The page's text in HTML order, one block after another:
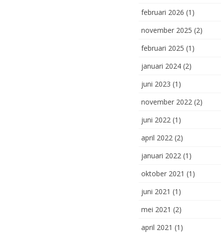
februari 2026 (1)
november 2025 (2)
februari 2025 (1)
januari 2024(2)
juni 2023 (1)
november 2022(2)
juni 2022(1)
april 2022(2)
januari 2022(1)
oktober 2021 (1)
juni 2021 (1)
mei 2021 (2)
april 2021 (1)